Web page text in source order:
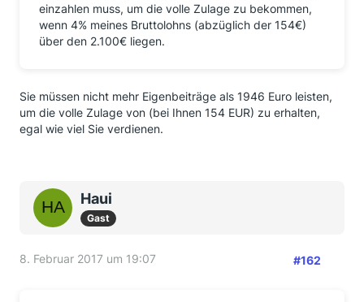
einzahlen muss, um die volle Zulage zu bekommen,
wenn 4% meines Bruttolohns (abzüglich der 154€)
über den 2.100€ liegen.
Sie müssen nicht mehr Eigenbeiträge als 1946 Euro leisten,
um die volle Zulage von (bei Ihnen 154 EUR) zu erhalten,
egal wie viel Sie verdienen.
Haui
Gast
8. Februar 2017 um 19:07 #162